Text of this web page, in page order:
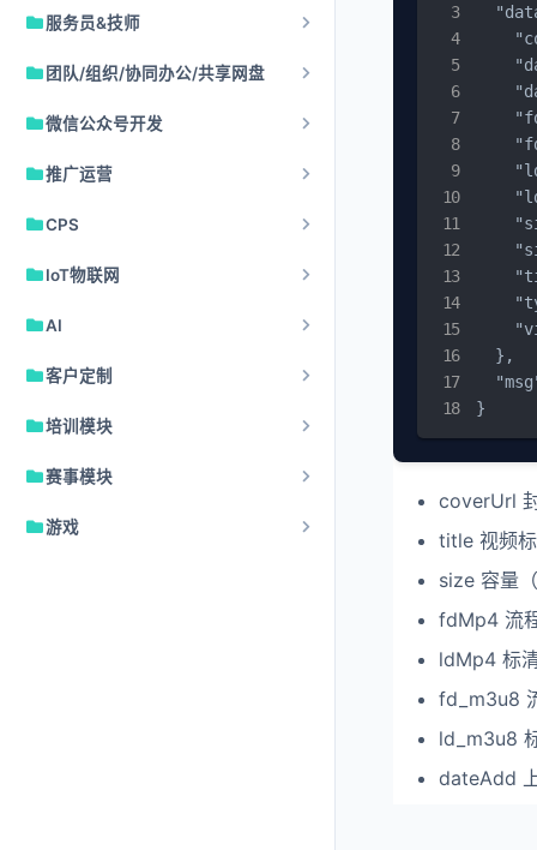
服务员&技师
团队/组织/协同办公/共享网盘
微信公众号开发
推广运营
CPS
IoT物联网
AI
客户定制
培训模块
赛事模块
游戏
  },
}
coverUrl
title 视频
size 容量
fdMp4 流
ldMp4 标
fd_m3u8
ld_m3u8
dateAdd